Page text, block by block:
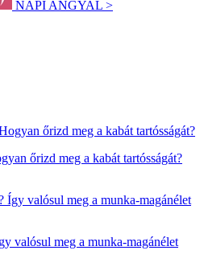
NAPI ANGYAL >
őrizd meg a kabát tartósságát?
valósul meg a munka-magánélet